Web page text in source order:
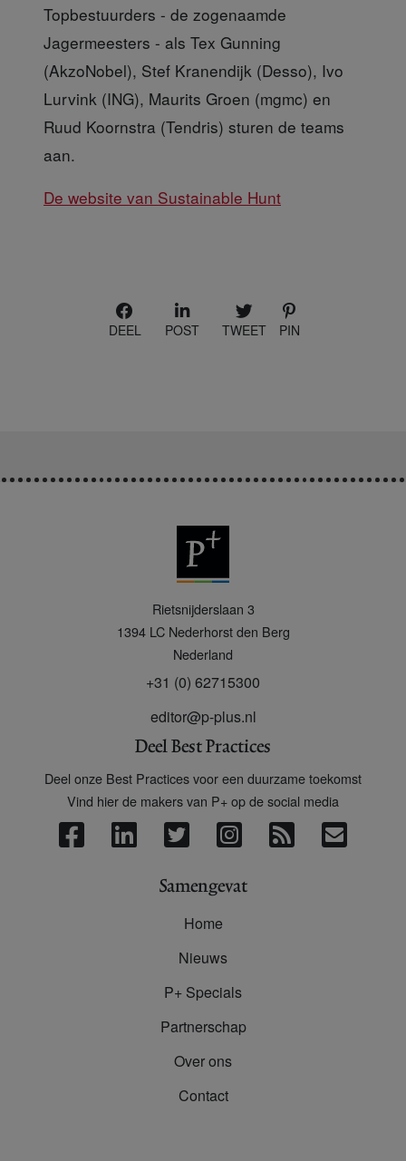
Topbestuurders - de zogenaamde
Jagermeesters - als Tex Gunning
(AkzoNobel), Stef Kranendijk (Desso), Ivo
Lurvink (ING), Maurits Groen (mgmc) en
Ruud Koornstra (Tendris) sturen de teams
aan.
De website van Sustainable Hunt
DEEL POST TWEET PIN
Rietsnijderslaan 3
1394 LC Nederhorst den Berg
Nederland
+31 (0) 62715300
editor@p-plus.nl
Deel Best Practices
Deel onze Best Practices voor een duurzame toekomst
Vind hier de makers van P+ op de social media
Samengevat
Home
Nieuws
P+ Specials
Partnerschap
Over ons
Contact